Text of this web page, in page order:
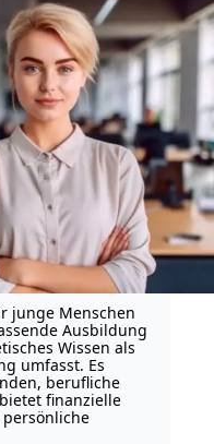
junge Menschen
Ausbildung
Wissen als
umfasst. Es
berufliche
finanzielle